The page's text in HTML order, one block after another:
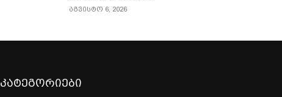
აგვისტო 6, 2026
კატეგორიები